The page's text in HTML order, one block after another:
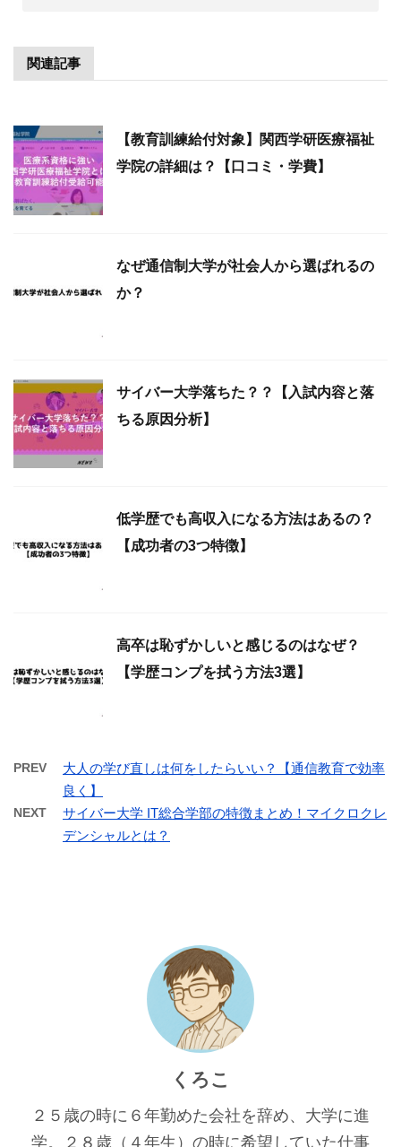
関連記事
【教育訓練給付対象】関西学研医療福祉
学院の詳細は？【口コミ・学費】
なぜ通信制大学が社会人から選ばれるの
か？
サイバー大学落ちた？？【入試内容と落
ちる原因分析】
低学歴でも高収入になる方法はあるの？
【成功者の3つ特徴】
高卒は恥ずかしいと感じるのはなぜ？
【学歴コンプを拭う方法3選】
PREV
大人の学び直しは何をしたらいい？【通信教育で効率
良く】
NEXT
サイバー大学 IT総合学部の特徴まとめ！マイクロクレ
デンシャルとは？
くろこ
２５歳の時に６年勤めた会社を辞め、大学に進
学。２８歳（４年生）の時に希望していた仕事